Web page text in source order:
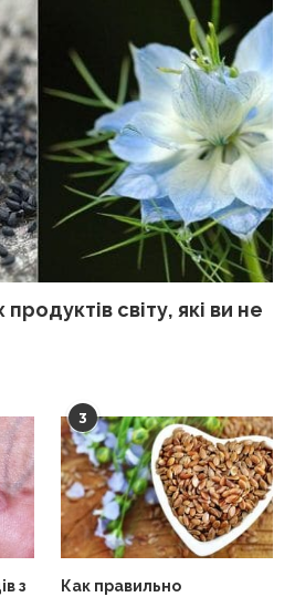
світу, які ви не
з
3
Как правильно